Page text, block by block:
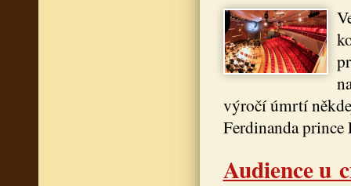
výročí úmrtí
Ferdinanda
Audience u